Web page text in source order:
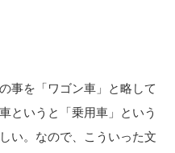
事を「ワゴン車」と略して
というと「乗用車」という
い。なので、こういった文